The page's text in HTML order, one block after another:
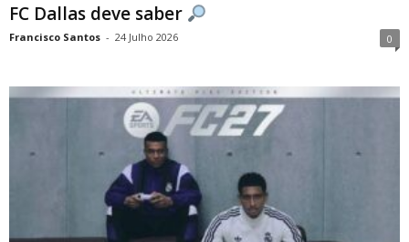
FC Dallas deve saber
Francisco Santos - 24 Julho 2026 0